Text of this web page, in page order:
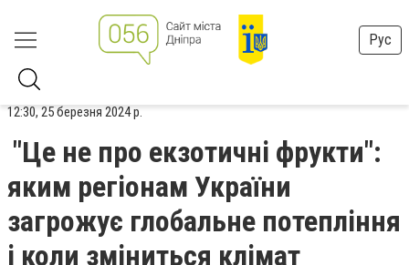
Рус
12:30, 25 березня 2024 р.
"Це не про екзотичні фрукти":
яким регіонам України
загрожує глобальне потепління
і коли зміниться клімат